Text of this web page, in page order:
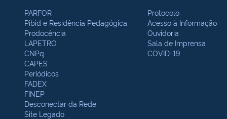
PARFOR
Pibid e Residência Pedagógica
Prodocência
LAPETRO
CNPq
CAPES
Periódicos
FADEX
FINEP
Desconectar da Rede
Site Legado
Protocolo
Acesso à Informação
Ouvidoria
Sala de Imprensa
COVID-19